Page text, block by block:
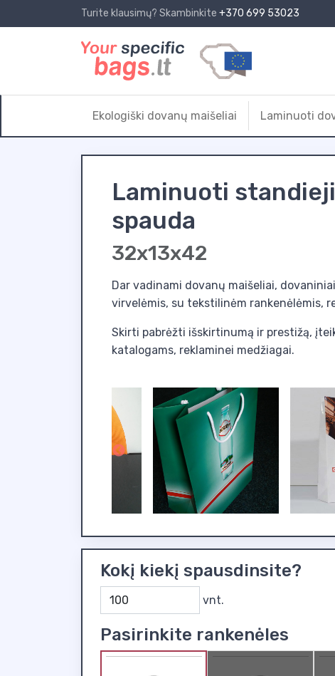
Turite klausimų? Skambinkite +370 699 53023
Ekologiški dovanų maišeliai Laminuoti
Laminuoti
spauda
32x13x42
Dar vadinami dovanų maišeliai,
virvelėmis, su tekstilinėm rankenėlėmis,
Skirti pabrėžti išskirtinumą ir prestižą,
katalogams, reklaminei medžiagai.
Kokį kiekį spausdinsite?
vnt.
Pasirinkite rankenėles